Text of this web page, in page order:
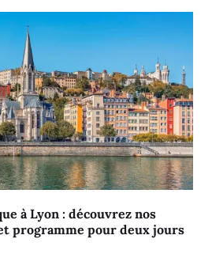
à Lyon : découvrez nos
programme pour deux jours